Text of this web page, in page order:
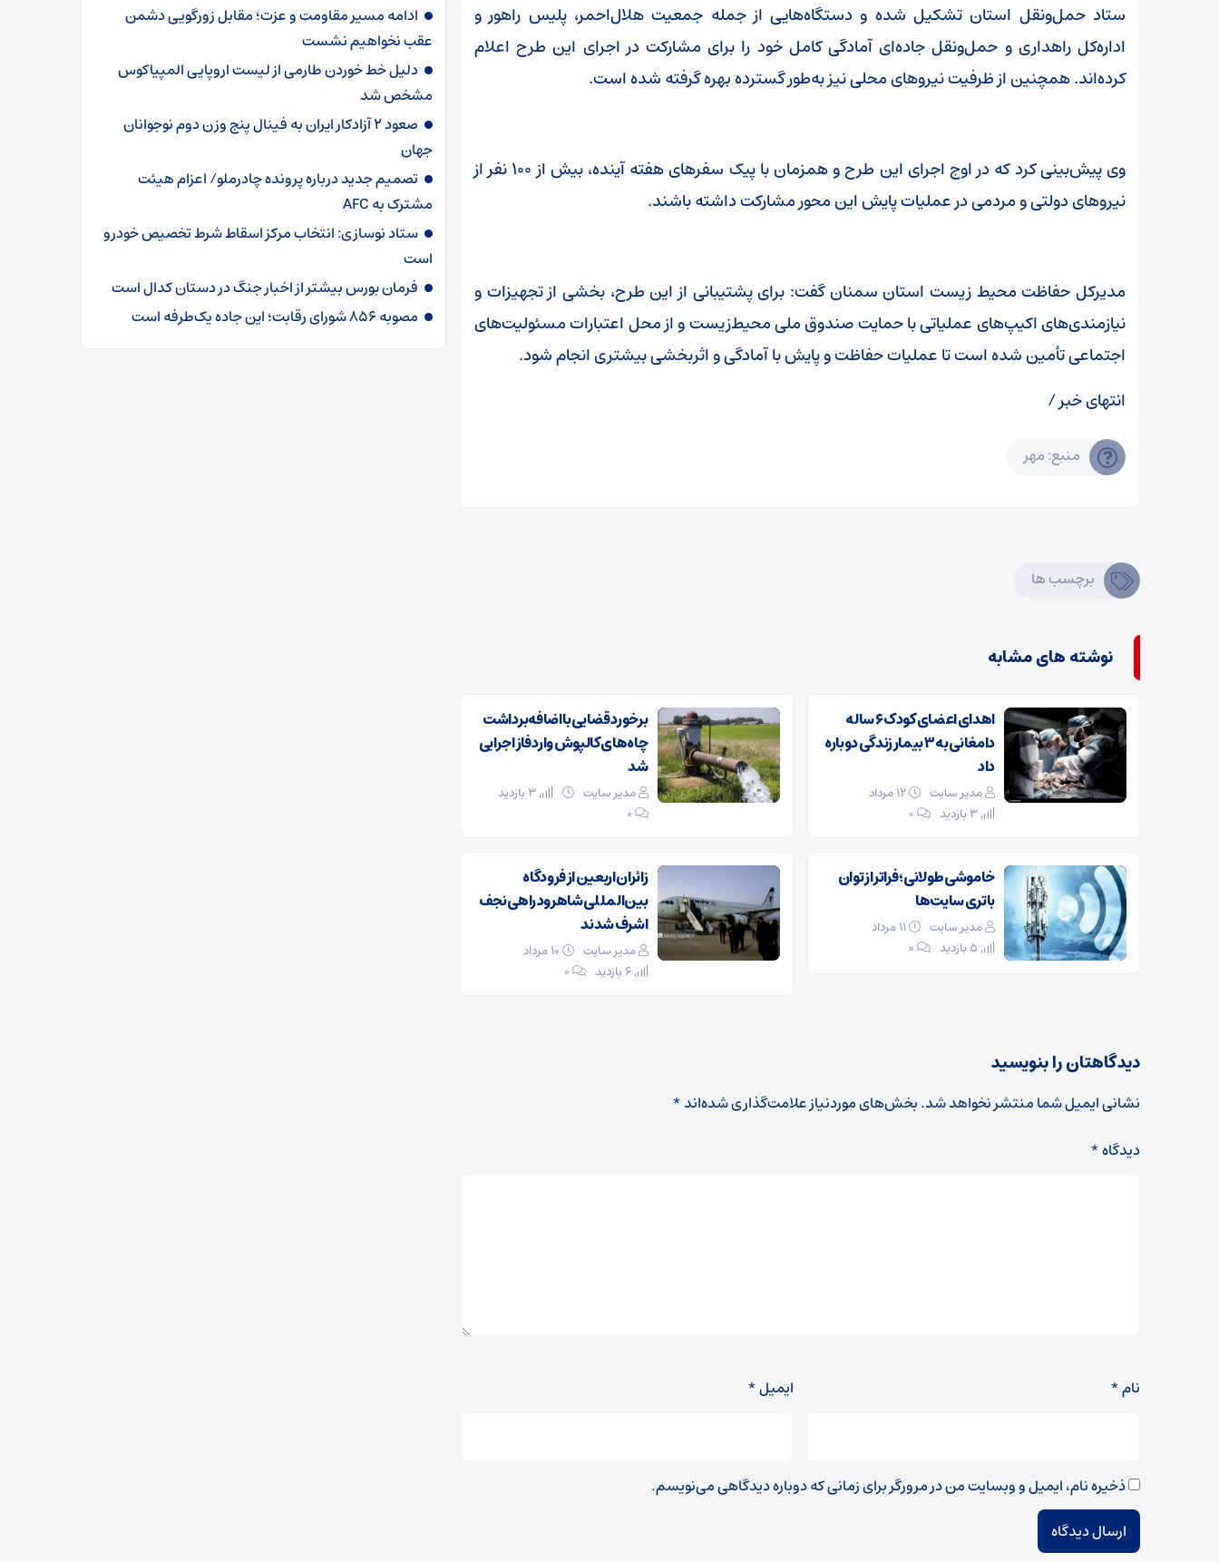
ستاد حمل‌ونقل استان تشکیل شده و دستگاه‌هایی از جمله جمعیت هلال‌احمر، پلیس راهور و
اداره‌کل راهداری و حمل‌ونقل جاده‌ای آمادگی کامل خود را برای مشارکت در اجرای این طرح اعلام
کرده‌اند. همچنین از ظرفیت نیروهای محلی نیز به‌طور گسترده بهره گرفته شده است.
وی پیش‌بینی کرد که در اوج اجرای این طرح و همزمان با پیک سفرهای هفته آینده، بیش از ۱۰۰ نفر از
نیروهای دولتی و مردمی در عملیات پایش این محور مشارکت داشته باشند.
مدیرکل حفاظت محیط زیست استان سمنان گفت: برای پشتیبانی از این طرح، بخشی از تجهیزات و
نیازمندی‌های اکیپ‌های عملیاتی با حمایت صندوق ملی محیط‌زیست و از محل اعتبارات مسئولیت‌های
اجتماعی تأمین شده است تا عملیات حفاظت و پایش با آمادگی و اثربخشی بیشتری انجام شود.
انتهای خبر /
منبع: مهر
برچسب ها
نوشته های مشابه
اهدای اعضای کودک ۶ ساله
دامغانی به ۳ بیمار زندگی دوباره
داد
مدیر سایت
۰
برخورد قضایی با اضافه‌برداشت
چاه‌های کالپوش وارد فاز اجرایی
شد
مدیر سایت
3 بازدید
۰
خاموشی طولانی؛ فراتر از توان
باتری سایت‌ها
مدیر سایت
۰
زائران اربعین از فرودگاه
بین‌المللی شاهرود راهی نجف
اشرف شدند
مدیر سایت
6 بازدید
۰
دیدگاهتان را بنویسید
نشانی ایمیل شما منتشر نخواهد شد.بخش‌های موردنیاز علامت‌گذاری شده‌اند*
دیدگاه*
نام* ایمیل*
ذخیره نام، ایمیل و وبسایت من در مرورگر برای زمانی که دوباره دیدگاهی می‌نویسم.
ادامه مسیر مقاومت و عزت؛ مقابل زورگویی دشمن
عقب نخواهیم نشست
دلیل خط خوردن طارمی از لیست اروپایی المپیاکوس
مشخص شد
صعود ۲ آزادکار ایران به فینال پنج وزن دوم نوجوانان
جهان
تصمیم جدید درباره پرونده چادرملو/ اعزام هیئت
مشترک به AFC
ستاد نوسازی: انتخاب مرکز اسقاط شرط تخصیص خودرو
است
فرمان بورس بیشتر از اخبار جنگ در دستان کدال است
مصوبه ۸۵۶ شورای رقابت؛ این جاده یک‌طرفه است